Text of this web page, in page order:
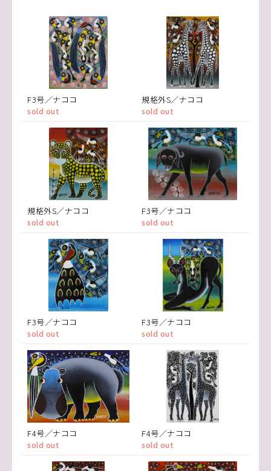
F3号／ナココ
sold out
規格外S／ナココ
sold out
規格外S／ナココ
sold out
F3号／ナココ
sold out
F3号／ナココ
sold out
F3号／ナココ
sold out
F4号／ナココ
sold out
F4号／ナココ
sold out